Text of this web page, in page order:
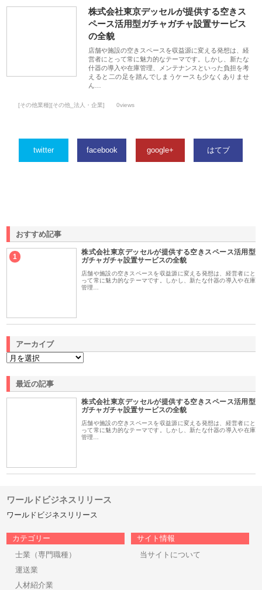
株式会社東京デッセルが提供する空きス
ペース活用型ガチャガチャ設置サービス
の全貌
店舗や施設の空きスペースを収益源に変える発想は、経
営者にとって常に魅力的なテーマです。しかし、新たな
什器の導入や在庫管理、メンテナンスといった負担を考
えると二の足を踏んでしまうケースも少なくありませ
ん…
[その他業種][その他_法人・企業] 0views
twitter facebook google+ はてブ
おすすめ記事
1
株式会社東京デッセルが提供する空きスペース活用型
ガチャガチャ設置サービスの全貌
店舗や施設の空きスペースを収益源に変える発想は、経営者にと
って常に魅力的なテーマです。しかし、新たな什器の導入や在庫
管理…
アーカイブ
最近の記事
株式会社東京デッセルが提供する空きスペース活用型
ガチャガチャ設置サービスの全貌
店舗や施設の空きスペースを収益源に変える発想は、経営者にと
って常に魅力的なテーマです。しかし、新たな什器の導入や在庫
管理…
ワールドビジネスリリース
ワールドビジネスリリース
カテゴリー
士業（専門職種）
運送業
人材紹介業
サイト情報
当サイトについて